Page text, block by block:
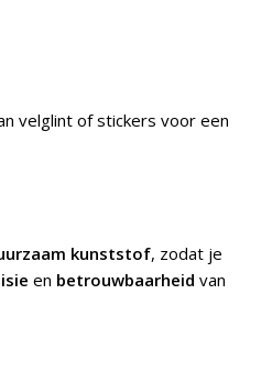
velglint of stickers voor een
kunststof, zodat je
en betrouwbaarheid van